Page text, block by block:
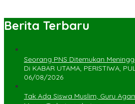
Berita Terbaru
Seorang PNS Ditemukan
Di KABAR UTAMA, PERISTIWA,
06/08/2026
Tak Ada Siswa Muslim, Guru